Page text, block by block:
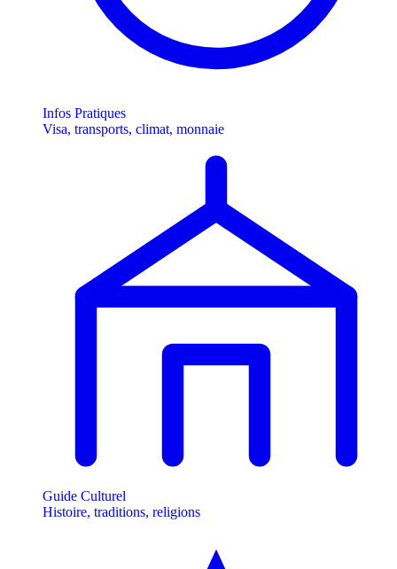
Infos Pratiques
Visa, transports, climat, monnaie
Guide Culturel
Histoire, traditions, religions